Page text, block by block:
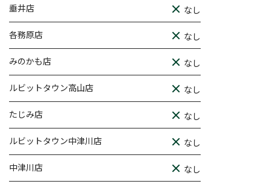
垂井店 なし
各務原店 なし
みのかも店 なし
ルビットタウン高山店 なし
たじみ店 なし
ルビットタウン中津川店 なし
中津川店 なし